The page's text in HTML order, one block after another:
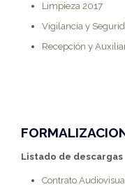
Limpieza 2017
Vigilancia y
Recepción y
Listado de descargas
Contrato